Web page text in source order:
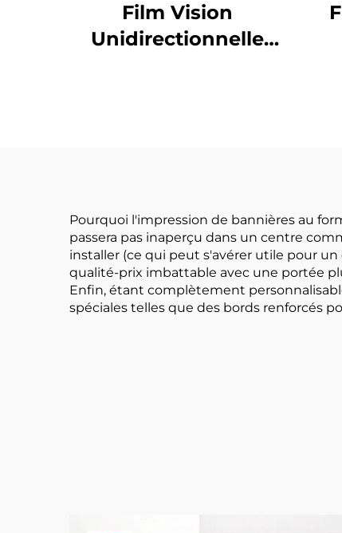
Film Vision
Unidirectionnelle
Pourquoi l'impression de bannières au
passera pas inaperçu dans un centre
installer (ce qui peut s'avérer utile pour
qualité-prix imbattable avec une portée
Enfin, étant complètement
spéciales telles que des bords renforcés